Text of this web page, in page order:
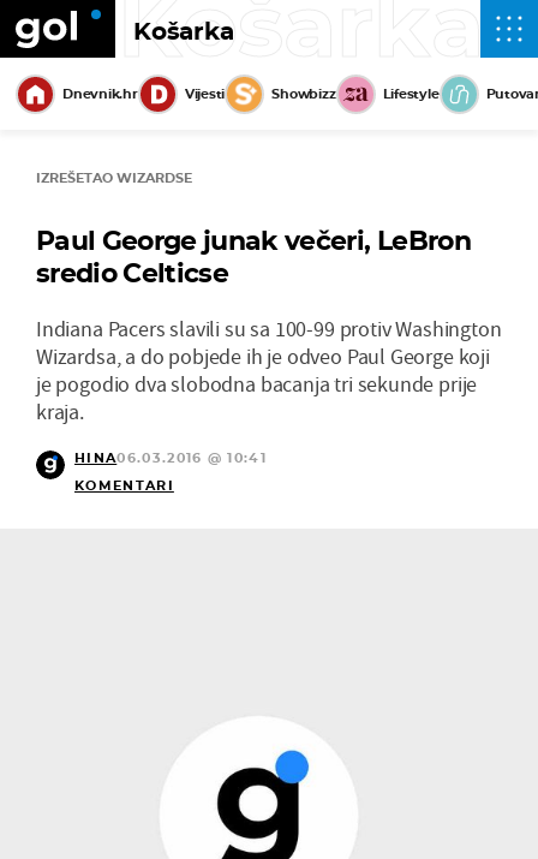
Košarka
Košarka
Dnevnik.hr Vijesti Showbizz Lifestyle
IZREŠETAO WIZARDSE
Paul George junak večeri, LeBron
sredio Celticse
Indiana Pacers slavili su sa 100-99 protiv Washington
Wizardsa, a do pobjede ih je odveo Paul George koji
je pogodio dva slobodna bacanja tri sekunde prije
kraja.
HINA06.03.2016 @ 10:41
KOMENTARI